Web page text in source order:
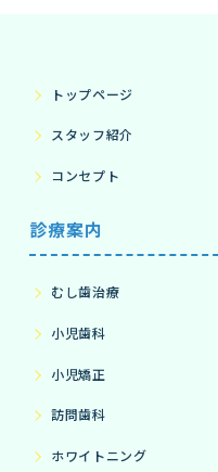
トップページ
スタッフ紹介
コンセプト
診療案内
むし歯治療
小児歯科
小児矯正
訪問歯科
ホワイトニング